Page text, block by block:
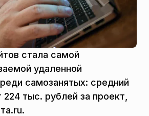
стала самой
удаленной
самозанятых: средний
тыс. рублей за проект,